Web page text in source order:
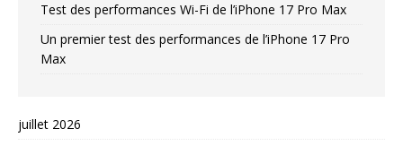
Test des performances Wi-Fi de l’iPhone 17 Pro Max
Un premier test des performances de l’iPhone 17 Pro
Max
juillet 2026